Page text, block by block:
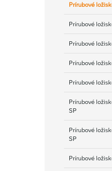
Prírubové
Prírubové
Prírubové
Prírubové
Prírubové
Prírubové
SP
Prírubové
SP
Prírubové